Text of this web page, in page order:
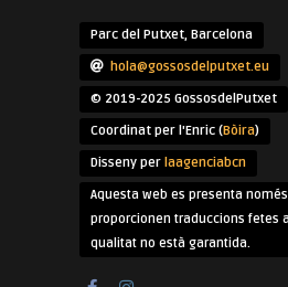
Parc del Putxet, Barcelona
hola@gossosdelputxet.eu
© 2019-2025 GossosdelPutxet
Coordinat per l'Enric (Bòira)
Disseny per laagenciabcn
Aquesta web es presenta
proporcionen traduccions fetes
qualitat no està garantida.